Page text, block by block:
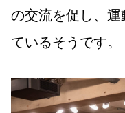
の交流を促し、
ているそうです。